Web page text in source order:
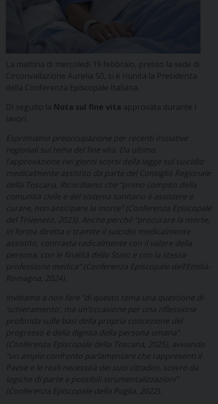
La mattina di mercoledì 19 febbraio, presso la sede di
Circonvallazione Aurelia 50, si è riunita la Presidenza
della Conferenza Episcopale Italiana.
Di seguito la Nota sul fine vita approvata durante i
lavori.
Esprimiamo preoccupazione per recenti iniziative
regionali sul tema del fine vita. Da ultimo,
l’approvazione nei giorni scorsi della legge sul suicidio
medicalmente assistito da parte del Consiglio Regionale
della Toscana. Ricordiamo che “primo compito della
comunità civile e del sistema sanitario è assistere e
curare, non anticipare la morte” (Conferenza Episcopale
del Triveneto, 2023). Anche perché “procurare la morte,
in forma diretta o tramite il suicidio medicalmente
assistito, contrasta radicalmente con il valore della
persona, con le finalità dello Stato e con la stessa
professione medica” (Conferenza Episcopale dell’Emilia-
Romagna, 2024).
Invitiamo a non fare “di questo tema una questione di
‘schieramento’, ma un’occasione per una riflessione
profonda sulle basi della propria concezione del
progresso e della dignità della persona umana”
(Conferenza Episcopale della Toscana, 2025), avviando
“un ampio confronto parlamentare che rappresenti il
Paese e le reali necessità dei suoi cittadini, scevro da
logiche di parte e possibili strumentalizzazioni”
(Conferenza Episcopale della Puglia, 2022).